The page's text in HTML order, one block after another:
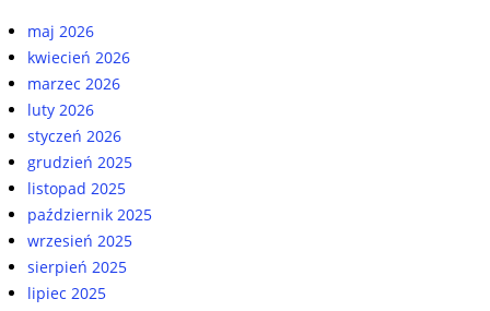
maj 2026
kwiecień 2026
marzec 2026
luty 2026
styczeń 2026
grudzień 2025
listopad 2025
październik 2025
wrzesień 2025
sierpień 2025
lipiec 2025